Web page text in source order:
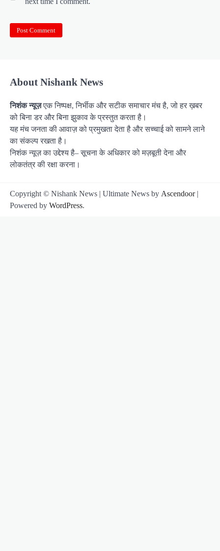
About Nishank News
निशंक न्यूज़एक निष्पक्ष, निर्भीक और सटीक समाचार मंच है, जो हर ख़बर
को बिना डर और बिना झुकाव के प्रस्तुत करता है।
यह मंच जनता की आवाज़ को प्रमुखता देता है और सच्चाई को सामने लाने
का संकल्प रखता है।
निशंक न्यूज़ का उद्देश्य है– सूचना के अधिकार को मज़बूती देना और
लोकतंत्र की रक्षा करना।
Copyright © Nishank News | Ultimate News by Ascendoor|
Powered by WordPress.